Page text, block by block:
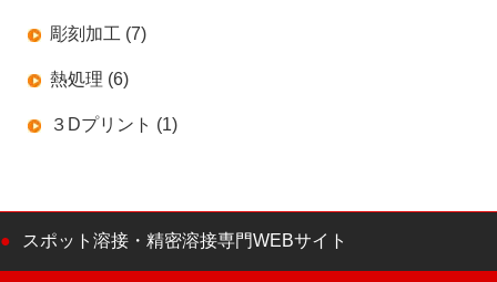
彫刻加工 (7)
熱処理 (6)
３Dプリント (1)
スポット溶接・精密溶接専門WEBサイト